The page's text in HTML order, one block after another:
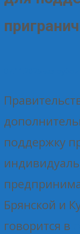
поддержку
Брянской и
говорится в